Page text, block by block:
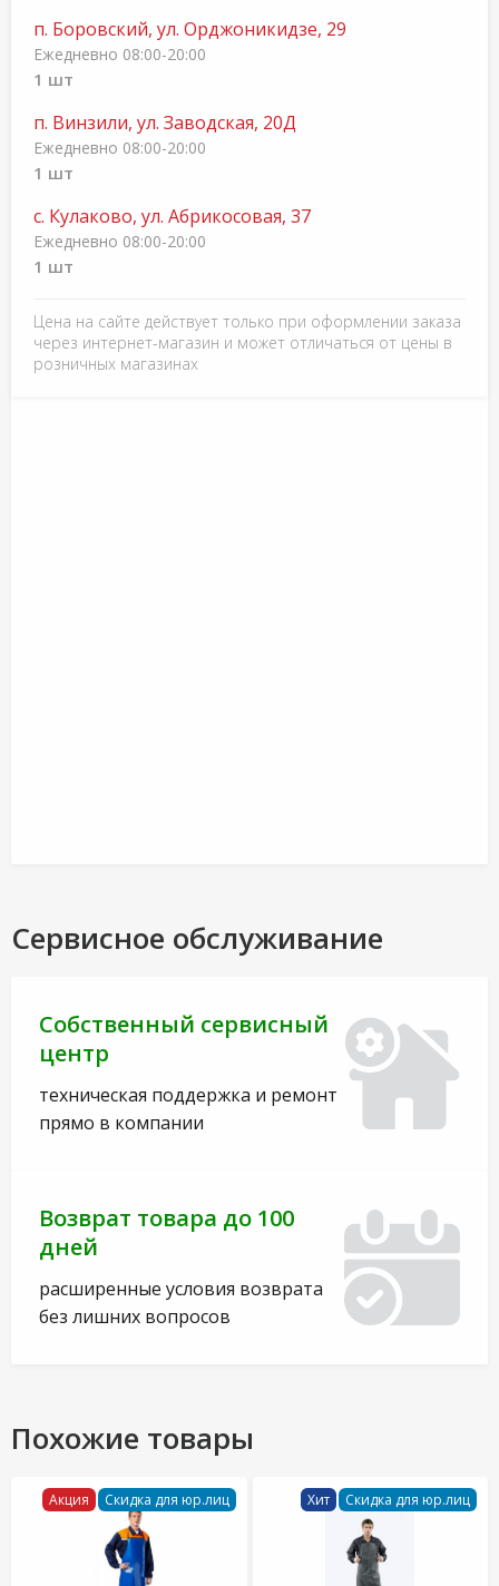
п. Боровский, ул. Орджоникидзе, 29
Ежедневно 08:00-20:00
1 шт
п. Винзили, ул. Заводская, 20Д
Ежедневно 08:00-20:00
1 шт
с. Кулаково, ул. Абрикосовая, 37
Ежедневно 08:00-20:00
1 шт
Цена на сайте действует только при оформлении заказа
через интернет-магазин и может отличаться от цены в
розничных магазинах
Сервисное обслуживание
Собственный сервисный
центр
техническая поддержка и ремонт
прямо в компании
Возврат товара до 100
дней
расширенные условия возврата
без лишних вопросов
Похожие товары
Акция Скидка для юр.лиц Хит Скидка для юр.лиц